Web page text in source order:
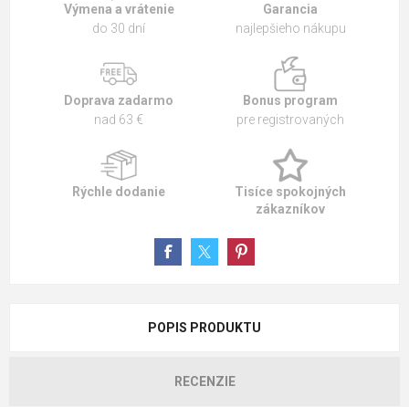
Výmena a vrátenie
do 30 dní
Garancia
najlepšieho nákupu
Doprava zadarmo
nad 63 €
Bonus program
pre registrovaných
Rýchle dodanie
Tisíce spokojných
zákazníkov
POPIS PRODUKTU
RECENZIE